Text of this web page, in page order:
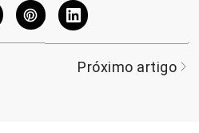
Próximo artigo